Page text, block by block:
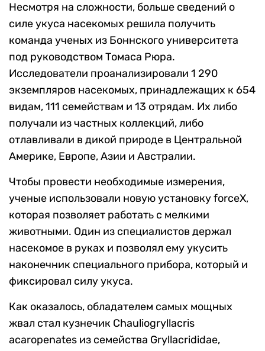
Несмотря на сложности, больше сведений о
силе укуса насекомых решила получить
команда ученых из Боннского университета
под руководством Томаса Рюра.
Исследователи проанализировали 1 290
экземпляров насекомых, принадлежащих к 654
видам, 111 семействам и 13 отрядам. Их либо
получали из частных коллекций, либо
отлавливали в дикой природе в Центральной
Америке, Европе, Азии и Австралии.
Чтобы провести необходимые измерения,
ученые использовали новую установку forceX,
которая позволяет работать с мелкими
животными. Один из специалистов держал
насекомое в руках и позволял ему укусить
наконечник специального прибора, который и
фиксировал силу укуса.
Как оказалось, обладателем самых мощных
жвал стал кузнечик Chauliogryllacris
acaropenates из семейства Gryllacrididae,